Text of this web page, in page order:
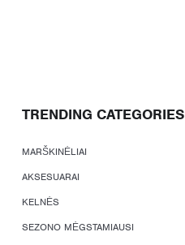
TRENDING CATEGORIES
MARŠKINĖLIAI
AKSESUARAI
KELNĖS
SEZONO MĖGSTAMIAUSI